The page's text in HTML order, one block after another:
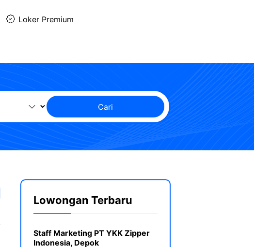
Loker Premium
Cari
Lowongan Terbaru
Staff Marketing PT YKK Zipper
Indonesia, Depok